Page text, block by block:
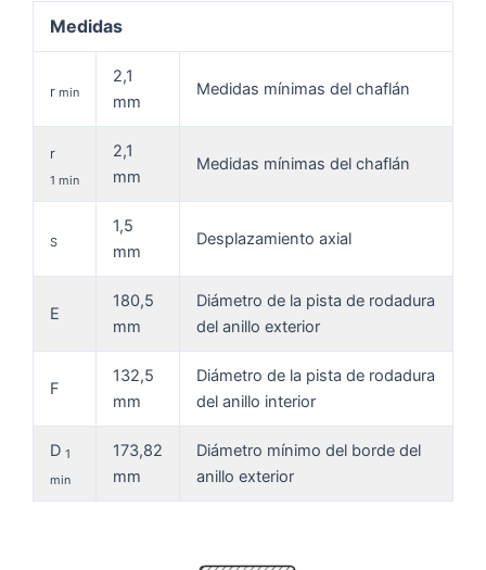
Medidas
rmin
2,1
mm
Medidas mínimas del chaflán
r
1 min
2,1
mm
Medidas mínimas del chaflán
S
1,5
mm
Desplazamiento axial
E
180,5
mm
Diámetro de la pista de rodadura
del anillo exterior
F
132,5
mm
Diámetro de la pista de rodadura
del anillo interior
D 1
min
173,82
mm
Diámetro mínimo del borde del
anillo exterior